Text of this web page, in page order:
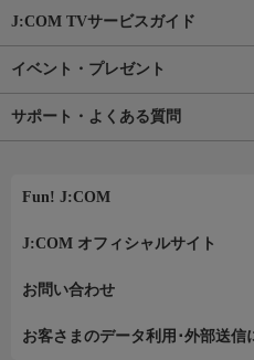
J:COM TVサービスガイド
イベント・プレゼント
サポート・よくある質問
Fun! J:COM
J:COM オフィシャルサイト
お問い合わせ
お客さまのデータ利用･外部送信